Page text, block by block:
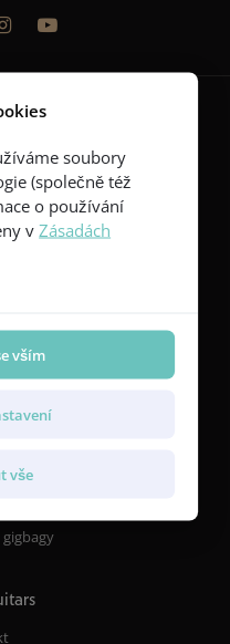
Active
soubory
(společně též
o používání
vZásadách
vším
vše